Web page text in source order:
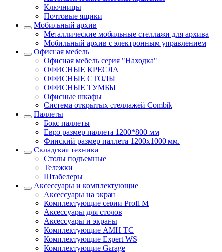
Ключницы
Почтовые ящики
Мобильный архив
Металлические мобильные стеллажи для архива
Мобильный архив с электронным управлением
Офисная мебель
Офисная мебель серия "Находка"
ОФИСНЫЕ КРЕСЛА
ОФИСНЫЕ СТОЛЫ
ОФИСНЫЕ ТУМБЫ
Офисные шкафы
Система открытых стеллажей Combik
Паллеты
Бокс паллеты
Евро размер паллета 1200*800 мм
Финский размер паллета 1200х1000 мм.
Складская техника
Столы подъемные
Тележки
Штабелеры
Аксессуары и комплектующие
Аксессуары на экран
Комплектующие серии Profi M
Аксессуары для столов
Аксессуары и экраны
Комплектующие AMH TC
Комплектующие Expert WS
Комплектующие Garage